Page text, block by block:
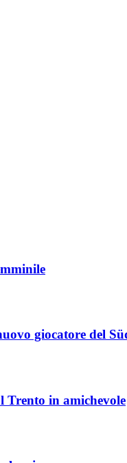
giocatore del
Trento in amichevole